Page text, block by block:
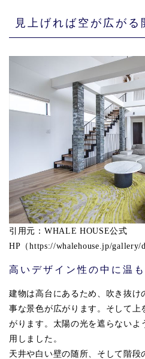
見上げれば空が広がる
引用元：WHALE HOUSE公式
HP（https://whalehouse.jp/gallery/
高いデザイン性の中に温
建物は高台にあるため、吹き抜け
事な景色が広がります。そして上
がります。太陽の光を遮らないよ
用しました。
天井や白い壁の随所、そして階段